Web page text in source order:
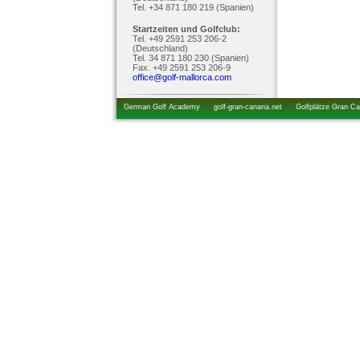
Tel. +34 871 180 219 (Spanien)
Startzeiten und Golfclub:
Tel. +49 2591 253 206-2
(Deutschland)
Tel. 34 871 180 230 (Spanien)
Fax. +49 2591 253 206-9
office@golf-mallorca.com
German Golf Academy golf-gran-canaria.net Golfplätze Gran
startzeiten.de golfkurs-urlaub.de